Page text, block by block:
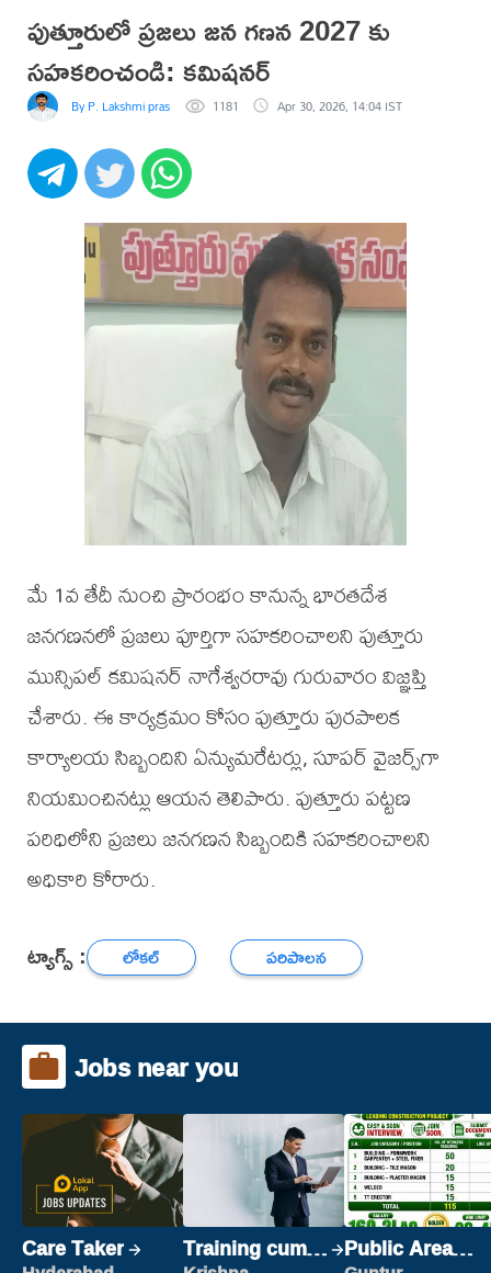
పుత్తూరులో ప్రజలు జన గణన 2027 కు
సహకరించండి: కమిషనర్
By P. Lakshmi prasad 1181 Apr 30, 2026, 14:04 IST
మే 1వ తేదీ నుంచి ప్రారంభం కానున్న భారతదేశ
జనగణనలో ప్రజలు పూర్తిగా సహకరించాలని పుత్తూరు
మున్సిపల్ కమిషనర్ నాగేశ్వరరావు గురువారం విజ్ఞప్తి
చేశారు. ఈ కార్యక్రమం కోసం పుత్తూరు పురపాలక
కార్యాలయ సిబ్బందిని ఏన్యుమరేటర్లు, సూపర్ వైజర్స్‌గా
నియమించినట్లు ఆయన తెలిపారు. పుత్తూరు పట్టణ
పరిధిలోని ప్రజలు జనగణన సిబ్బందికి సహకరించాలని
అధికారి కోరారు.
ట్యాగ్స్ : లోకల్ పరిపాలన
Jobs near you
Care Taker Training cum Public Area